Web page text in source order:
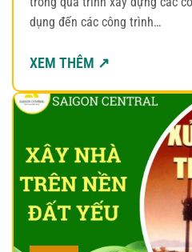
dụng đến các công trình…
XEM THÊM ↗